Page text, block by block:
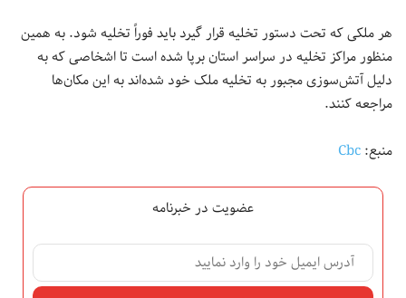
هر ملکی که تحت دستور تخلیه قرار گیرد باید فوراً تخلیه شود. به همین
منظور مراکز تخلیه در سراسر استان برپا شده است تا اشخاصی که به
دلیل آتش‌سوزی مجبور به تخلیه ملک خود شده‌اند به این مکان‌ها
مراجعه کنند.
منبع:Cbc
عضویت در خبرنامه